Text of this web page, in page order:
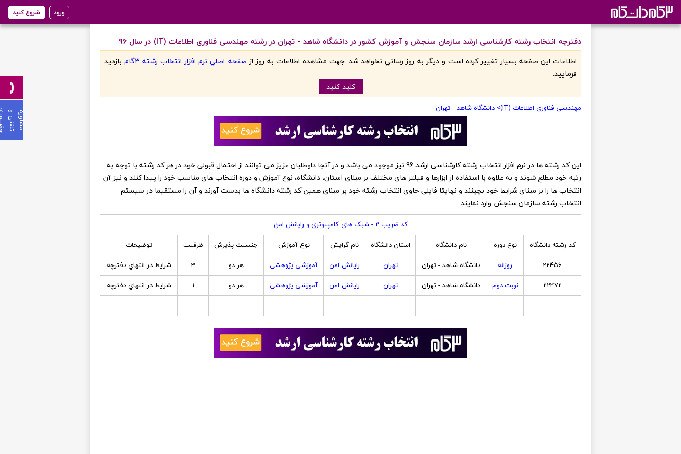
ورود شروع کنید
دفترچه انتخاب رشته کارشناسی ارشد سازمان سنجش و آموزش کشور در دانشگاه شاهد - تهران در رشته مهندسی فناوری اطلاعات (IT) در سال 96
اطلاعات اين صفحه بسيار تغيير کرده است و ديگر به روز رساني نخواهد شد. جهت مشاهده اطلاعات به روز از صفحه اصلي نرم افزار انتخاب رشته 3گام
بازديد
فرماييد.
کليد کنيد
مهندسی فناوری اطلاعات (IT) > دانشگاه شاهد - تهران
‏این کد رشته ها در نرم افزار انتخاب رشته کارشناسی ارشد 96 نیز موجود می باشد و در آنجا داوطلبان عزیز می توانند از احتمال قبولی خود در هر کد رشته با توجه به
رتبه خود مطلع شوند و به علاوه با استفاده از ابزارها و فیلتر های مختلف بر مبنای استان، دانشگاه، نوع آموزش و دوره انتخاب های مناسب خود را پیدا کنند و نیز آن
انتخاب ها را بر مبنای شرایط خود بچینند و نهایتا فایلی حاوی انتخاب رشته خود بر مبنای همین کد رشته دانشگاه ها بدست آورند و آن را مستقیما در سیستم
انتخاب رشته سازمان سنجش وارد نمایند.
کد ضریب 2 - شبک های کامپیوتری و رایانش امن
کد رشته دانشگاه
نوع دوره نام دانشگاه استان دانشگاه نام گرایش نوع آموزش جنسیت پذیرش ظرفیت
توضیحات
22456
روزانه دانشگاه شاهد - تهران تهران رایانش امن آموزشی پژوهشی هر دو 3
شرايط در انتهاي دفترچه
22472
نوبت دوم دانشگاه شاهد - تهران تهران رایانش امن آموزشی پژوهشی هر دو 1 شرايط در انتهاي دفترچه
م
ش
ا
و
ر
ه
ت
ل
ف
ن
ی
و
ح
ض
ـ
ـ
ـ
و
ر